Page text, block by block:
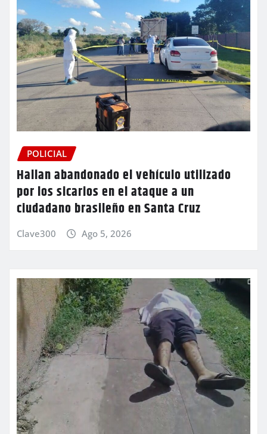
POLICIAL
Hallan abandonado el vehículo utilizado
por los sicarios en el ataque a un
ciudadano brasileño en Santa Cruz
Clave300 Ago 5, 2026